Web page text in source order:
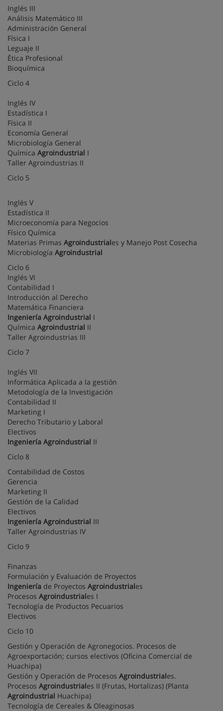
Inglés III
Análisis Matemático III
Administración General
Física I
Leguaje II
Ética Profesional
Bioquímica
Ciclo 4
Inglés IV
Estadística I
Física II
Economía General
Microbiología General
Química Agroindustrial I
Taller Agroindustrias II
Ciclo 5
Inglés V
Estadística II
Microeconomía para Negocios
Físico Química
Materias Primas Agroindustriales y Manejo Post Cosecha
Microbiología Agroindustrial
Ciclo 6
Inglés VI
Contabilidad I
Introducción al Derecho
Matemática Financiera
Ingeniería Agroindustrial I
Química Agroindustrial II
Taller Agroindustrias III
Ciclo 7
Inglés VII
Informática Aplicada a la gestión
Metodología de la Investigación
Contabilidad II
Marketing I
Derecho Tributario y Laboral
Electivos
Ingeniería Agroindustrial II
Ciclo 8
Contabilidad de Costos
Gerencia
Marketing II
Gestión de la Calidad
Electivos
Ingeniería Agroindustrial III
Taller Agroindustrias IV
Ciclo 9
Finanzas
Formulación y Evaluación de Proyectos
Ingeniería de Proyectos Agroindustriales
Procesos Agroindustriales I
Tecnología de Productos Pecuarios
Electivos
Ciclo 10
Gestión y Operación de Agronegocios. Procesos de
Agroexportación; cursos electivos (Oficina Comercial de
Huachipa)
Gestión y Operación de Procesos Agroindustriales.
Procesos Agroindustriales II (Frutas, Hortalizas) (Planta
Agroindustrial Huachipa)
Tecnología de Cereales & Oleaginosas